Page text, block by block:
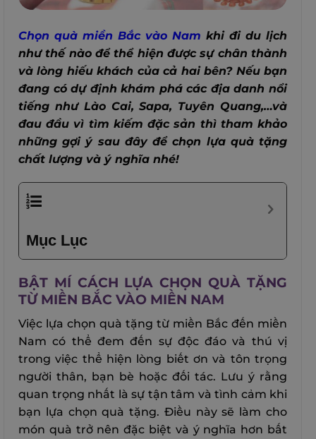
Chọn quà miền Bắc vào Nam khi đi du lịch
như thế nào để thể hiện được sự chân thành
và lòng hiếu khách của cả hai bên? Nếu bạn
đang có dự định khám phá các địa danh nổi
tiếng như Lào Cai, Sapa, Tuyên Quang,…và
đau đầu vì tìm kiếm đặc sản thì tham khảo
những gợi ý sau đây để chọn lựa quà tặng
chất lượng và ý nghĩa nhé!
Mục Lục
BẬT MÍ CÁCH LỰA CHỌN QUÀ TẶNG
TỪ MIỀN BẮC VÀO MIỀN NAM
Việc lựa chọn quà tặng từ miền Bắc đến miền
Nam có thể đem đến sự độc đáo và thú vị
trong việc thể hiện lòng biết ơn và tôn trọng
người thân, bạn bè hoặc đối tác. Lưu ý rằng
quan trọng nhất là sự tận tâm và tình cảm khi
bạn lựa chọn quà tặng. Điều này sẽ làm cho
món quà trở nên đặc biệt và ý nghĩa hơn bất